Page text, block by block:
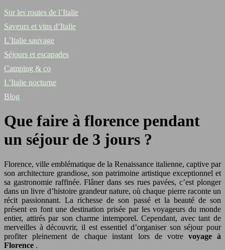
Sur les routes de l’Italie
Saveurs et vins d’Italie
L’Italie sauvage
Séjours et escapades
Camping & co
L’Italie nocturne
Blog
Que faire à florence pendant
un séjour de 3 jours ?
Florence, ville emblématique de la Renaissance italienne, captive par
son architecture grandiose, son patrimoine artistique exceptionnel et
sa gastronomie raffinée. Flâner dans ses rues pavées, c’est plonger
dans un livre d’histoire grandeur nature, où chaque pierre raconte un
récit passionnant. La richesse de son passé et la beauté de son
présent en font une destination prisée par les voyageurs du monde
entier, attirés par son charme intemporel. Cependant, avec tant de
merveilles à découvrir, il est essentiel d’organiser son séjour pour
profiter pleinement de chaque instant lors de votre voyage à
Florence .